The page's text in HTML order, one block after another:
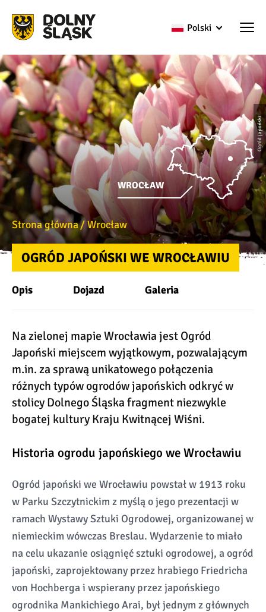
Polski
Ogród japoński
Strona główna Wrocław
OGRÓD JAPOŃSKI WE WROCŁAWIU
WROCŁAW
Opis Dojazd Galeria
Na zielonej mapie Wrocławia jest Ogród
Japoński miejscem wyjątkowym, pozwalającym
m.in. za sprawą unikatowego połączenia
różnych typów ogrodów japońskich odkryć w
stolicy Dolnego Śląska fragment niezwykle
bogatej kultury Kraju Kwitnącej Wiśni.
Historia ogrodu japońskiego we Wrocławiu
Ogród japoński we Wrocławiu powstał w 1913 roku
w Parku Szczytnickim z myślą o jego prezentacji w
ramach Wystawy Sztuki Ogrodowej, organizowanej w
niemieckim wówczas Breslau. Wydarzenie to miało
na celu ukazanie osiągnięć sztuki ogrodowej, a ogród
japoński, zaprojektowany przez hrabiego Friedricha
von Hochberga i wspierany przez japońskiego
ogrodnika Mankichiego Arai, był jednym z głównych